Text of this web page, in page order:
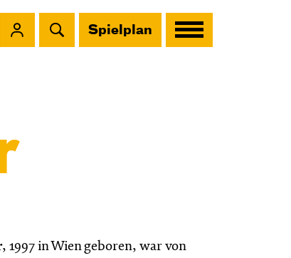
Spielplan
, 1997 in Wien geboren, war von